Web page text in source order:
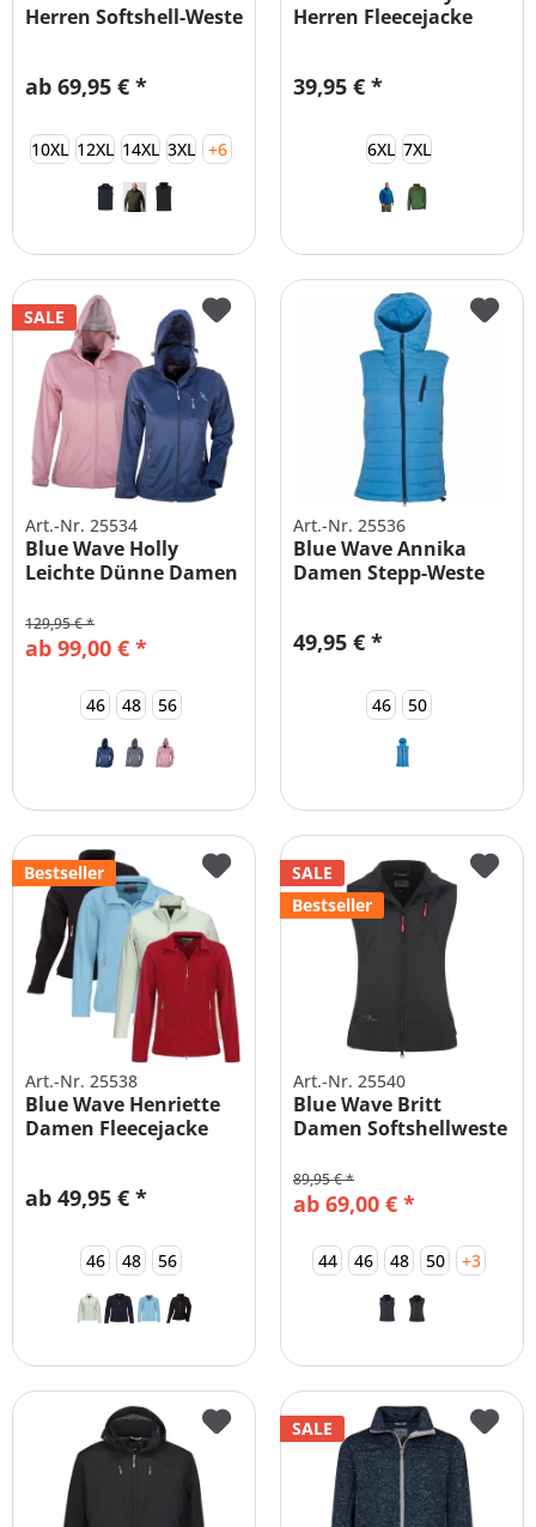
Herren Softshell-Weste
ab 69,95 € *
10XL 12XL 14XL 3XL +6
Herren Fleecejacke
39,95 € *
6XL 7XL
SALE
Art.-Nr. 25534
Blue Wave Holly
Leichte Dünne Damen
ab 99,00 € *
129,95 € *
46 48 56
Art.-Nr. 25536
Blue Wave Annika
Damen Stepp-Weste
49,95 € *
46 50
Bestseller
Art.-Nr. 25538
Blue Wave Henriette
Damen Fleecejacke
ab 49,95 € *
46 48 56
SALE
Bestseller
Art.-Nr. 25540
Blue Wave Britt
Damen Softshellweste
ab 69,00 € *
89,95 € *
44 46 48 50 +3
SALE